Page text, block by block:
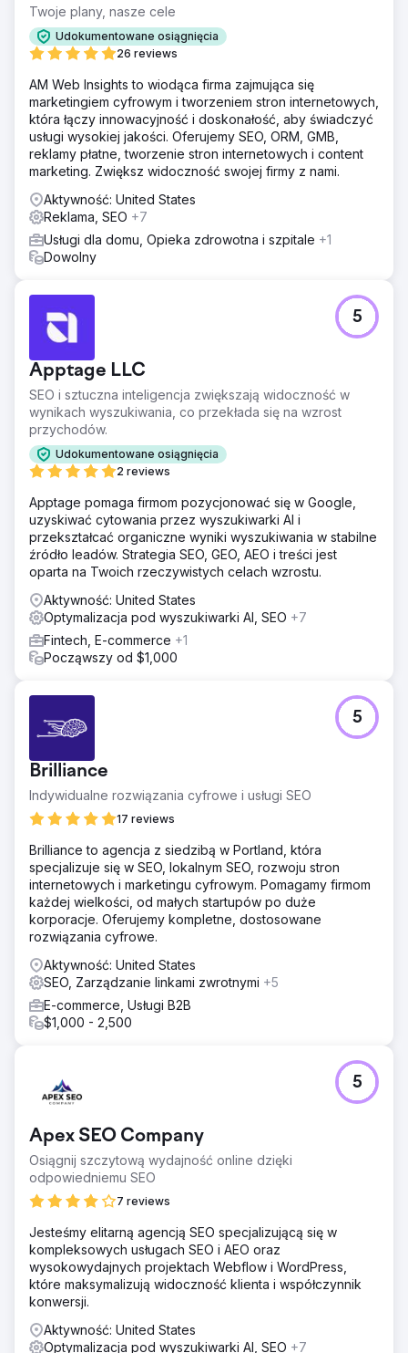
Twoje plany, nasze cele
Udokumentowane osiągnięcia
26 reviews
AM Web Insights to wiodąca firma zajmująca się
marketingiem cyfrowym i tworzeniem stron internetowych,
która łączy innowacyjność i doskonałość, aby świadczyć
usługi wysokiej jakości. Oferujemy SEO, ORM, GMB,
reklamy płatne, tworzenie stron internetowych i content
marketing. Zwiększ widoczność swojej firmy z nami.
Aktywność: United States
Reklama, SEO +7
Usługi dla domu, Opieka zdrowotna i szpitale +1
Dowolny
Apptage LLC
SEO i sztuczna inteligencja zwiększają widoczność w
wynikach wyszukiwania, co przekłada się na wzrost
przychodów.
Udokumentowane osiągnięcia
2 reviews
5
Apptage pomaga firmom pozycjonować się w Google,
uzyskiwać cytowania przez wyszukiwarki AI i
przekształcać organiczne wyniki wyszukiwania w stabilne
źródło leadów. Strategia SEO, GEO, AEO i treści jest
oparta na Twoich rzeczywistych celach wzrostu.
Aktywność: United States
Optymalizacja pod wyszukiwarki AI, SEO +7
Fintech, E-commerce +1
Począwszy od $1,000
Brilliance
Indywidualne rozwiązania cyfrowe i usługi SEO
17 reviews
5
Brilliance to agencja z siedzibą w Portland, która
specjalizuje się w SEO, lokalnym SEO, rozwoju stron
internetowych i marketingu cyfrowym. Pomagamy firmom
każdej wielkości, od małych startupów po duże
korporacje. Oferujemy kompletne, dostosowane
rozwiązania cyfrowe.
Aktywność: United States
SEO, Zarządzanie linkami zwrotnymi +5
E-commerce, Usługi B2B
$1,000 - 2,500
Apex SEO Company
Osiągnij szczytową wydajność online dzięki
odpowiedniemu SEO
7 reviews
5
Jesteśmy elitarną agencją SEO specjalizującą się w
kompleksowych usługach SEO i AEO oraz
wysokowydajnych projektach Webflow i WordPress,
które maksymalizują widoczność klienta i współczynnik
konwersji.
Aktywność: United States
Optymalizacja pod wyszukiwarki AI, SEO +7